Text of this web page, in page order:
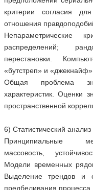
критерии согласия
отношения
Непараметрические
распределений;
перестановки.
«бутстреп» и «джекнайф».
Общая проблема
характеристик. Оценки
пространственной
6) Статистический
Принципиальные
массовость,
Модели временных
Выделение трендов и
предбеливания процесса.